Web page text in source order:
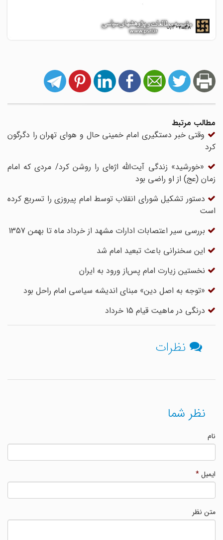
مطالب مرتبط
وقتی خبر دستگیری امام خمینی حال و هوای تهران را دگرگون
کرد
«خورشید» زندگی آیت‌الله اژه‌ای را روشن کرد/ مردی که امام
زمان (عج) از او راضی بود
دستور تشکیل شورای انقلاب توسط امام پیروزی را تسریع کرده
است
بررسی سیر اعتصابات ادارات مشهد از خرداد ماه تا بهمن 1357
این سخنرانی باعث تبعید امام شد
نخستین زیارت امام پس‌از ورود به ایران
«توجه به اصل دین» مبنای اندیشه سیاسی امام راحل بود
درنگی در ماهیت قیام 15 خرداد
نظرات
نظر شما
ایمیل*
متن نظر